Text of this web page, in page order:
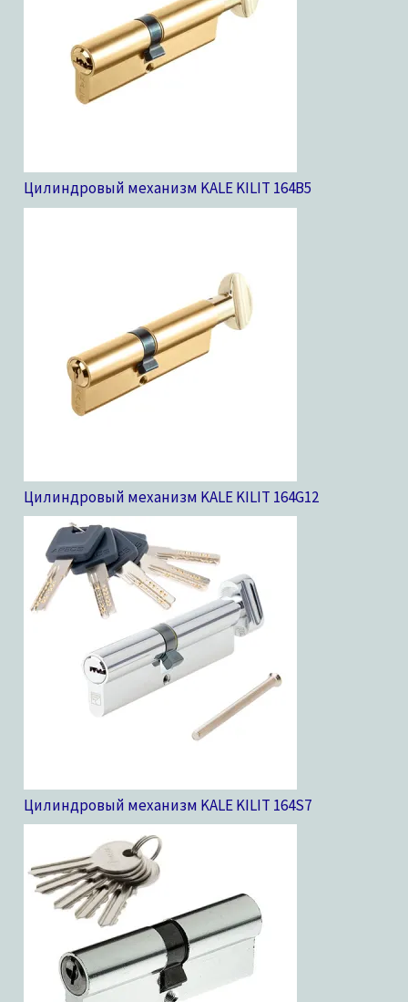
Цилиндровый механизм KALE KILIT 164B5
Цилиндровый механизм KALE KILIT 164G12
Цилиндровый механизм KALE KILIT 164S7